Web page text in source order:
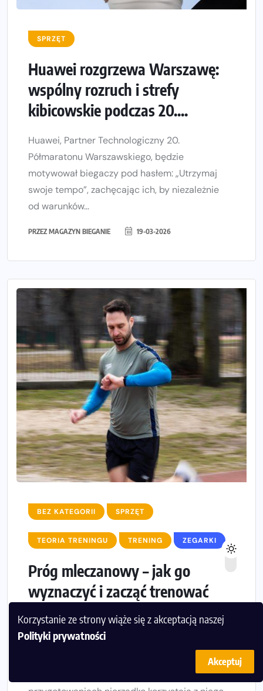
Korzystanie ze strony wiąże się z akceptacją naszej
Polityki prywatności
Akceptuj
SPRZĘT
Huawei rozgrzewa Warszawę:
wspólny rozruch i strefy
kibicowskie podczas 20....
Huawei, Partner Technologiczny 20.
Półmaratonu Warszawskiego, będzie
motywował biegaczy pod hasłem: „Utrzymaj
swoje tempo”, zachęcając ich, by niezależnie
od warunków...
PRZEZ MAGAZYN BIEGANIE 19-03-2026
BEZ KATEGORII SPRZĘT
TEORIA TRENINGU TRENING ZEGARKI
Próg mleczanowy – jak go
wyznaczyć i zacząć trenować
w...
Próg mleczanowy to parametr, którego
efektywność treningu biegowego. W swoich